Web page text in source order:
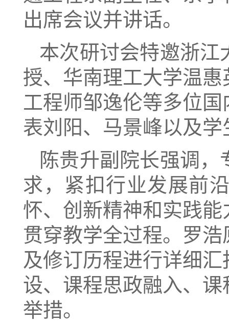
出席会议并讲话。
本次研讨会特邀浙江
授、华南理工大学温
工程师邹逸伦等多位
表刘阳、马景峰以及
陈贵升副院长强调
求，紧扣行业发展前
怀、创新精神和实践
贯穿教学全过程。罗
及修订历程进行详细
设、课程思政融入、
举措。